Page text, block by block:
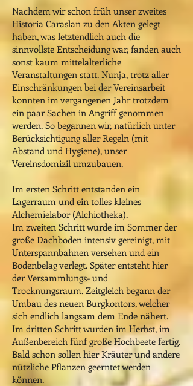
Nachdem wir schon früh unser zweites
Historia Caraslan zu den Akten gelegt
haben, was letztendlich auch die
sinnvollste Entscheidung war, fanden auch
sonst kaum mittelalterliche
Veranstaltungen statt. Nunja, trotz aller
Einschränkungen bei der Vereinsarbeit
konnten im vergangenen Jahr trotzdem
ein paar Sachen in Angriff genommen
werden. So begannen wir, natürlich unter
Berücksichtigung aller Regeln (mit
Abstand und Hygiene), unser
Vereinsdomizil umzubauen.
Im ersten Schritt entstanden ein
Lagerraum und ein tolles kleines
Alchemielabor (Alchiotheka).
Im zweiten Schritt wurde im Sommer der
große Dachboden intensiv gereinigt, mit
Unterspannbahnen versehen und ein
Bodenbelag verlegt. Später entsteht hier
der Versammlungs- und
Trocknungsraum. Zeitgleich begann der
Umbau des neuen Burgkontors, welcher
sich endlich langsam dem Ende nähert.
Im dritten Schritt wurden im Herbst, im
Außenbereich fünf große Hochbeete fertig.
Bald schon sollen hier Kräuter und andere
nützliche Pflanzen geerntet werden
können.